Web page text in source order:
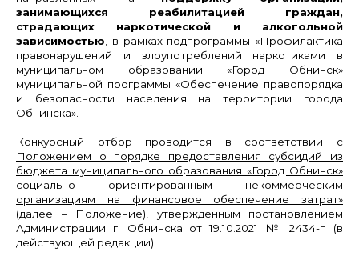
занимающихся реабилитацией граждан,
страдающих наркотической и алкогольной
зависимостью, в рамках подпрограммы «Профилактика
правонарушений и злоупотреблений наркотиками в
муниципальном образовании «Город Обнинск»
муниципальной программы «Обеспечение правопорядка
и безопасности населения на территории города
Обнинска».
Конкурсный отбор проводится в соответствии с
Положением о порядке предоставления субсидий из
бюджета муниципального образования «Город Обнинск»
социально ориентированным некоммерческим
организациям на финансовое обеспечение затрат»
(далее – Положение), утвержденным постановлением
Администрации г. Обнинска от 19.10.2021 № 2434-п (в
действующей редакции).